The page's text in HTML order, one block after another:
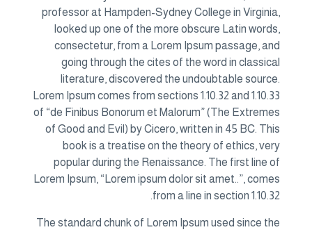
professor at Hampden-Sydney College in Virginia,
looked up one of the more obscure Latin words,
consectetur, from a Lorem Ipsum passage, and
going through the cites of the word in classical
literature, discovered the undoubtable source.
Lorem Ipsum comes from sections 1.10.32 and 1.10.33
of “de Finibus Bonorum et Malorum” (The Extremes
of Good and Evil) by Cicero, written in 45 BC. This
book is a treatise on the theory of ethics, very
popular during the Renaissance. The first line of
Lorem Ipsum, “Lorem ipsum dolor sit amet..”, comes
from a line in section 1.10.32.
The standard chunk of Lorem Ipsum used since the